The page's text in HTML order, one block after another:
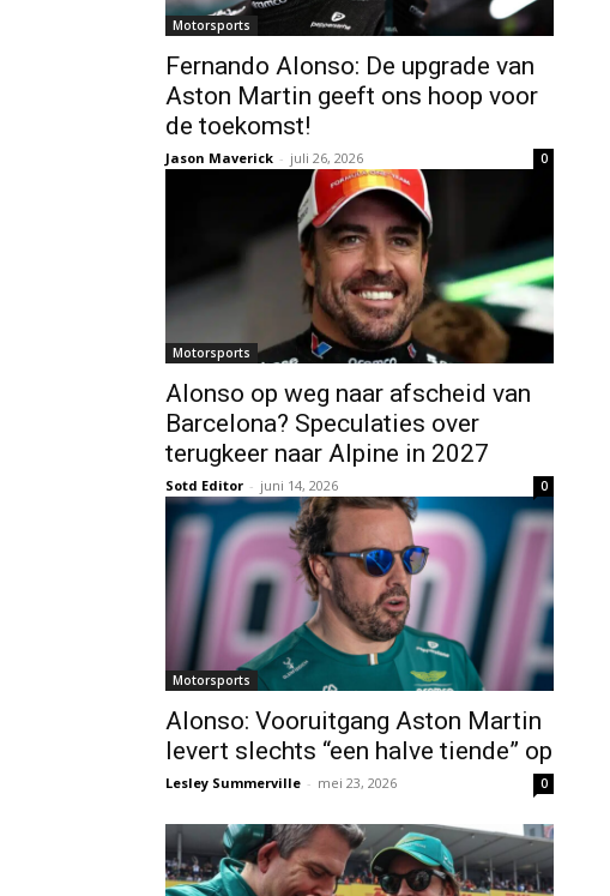
Motorsports
Fernando Alonso: De upgrade van
Aston Martin geeft ons hoop voor
de toekomst!
Jason Maverick - juli 26, 2026 0
Motorsports
Alonso op weg naar afscheid van
Barcelona? Speculaties over
terugkeer naar Alpine in 2027
Sotd Editor - juni 14, 2026 0
Motorsports
Alonso: Vooruitgang Aston Martin
levert slechts “een halve tiende” op
Lesley Summerville - mei 23, 2026 0